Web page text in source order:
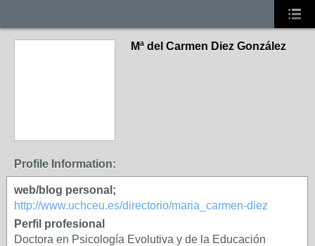
Mª del Carmen Diez González
Profile Information:
web/blog personal;
http://www.uchceu.es/directorio/maria_carmen-diez
Perfil profesional
Doctora en Psicología Evolutiva y de la Educación